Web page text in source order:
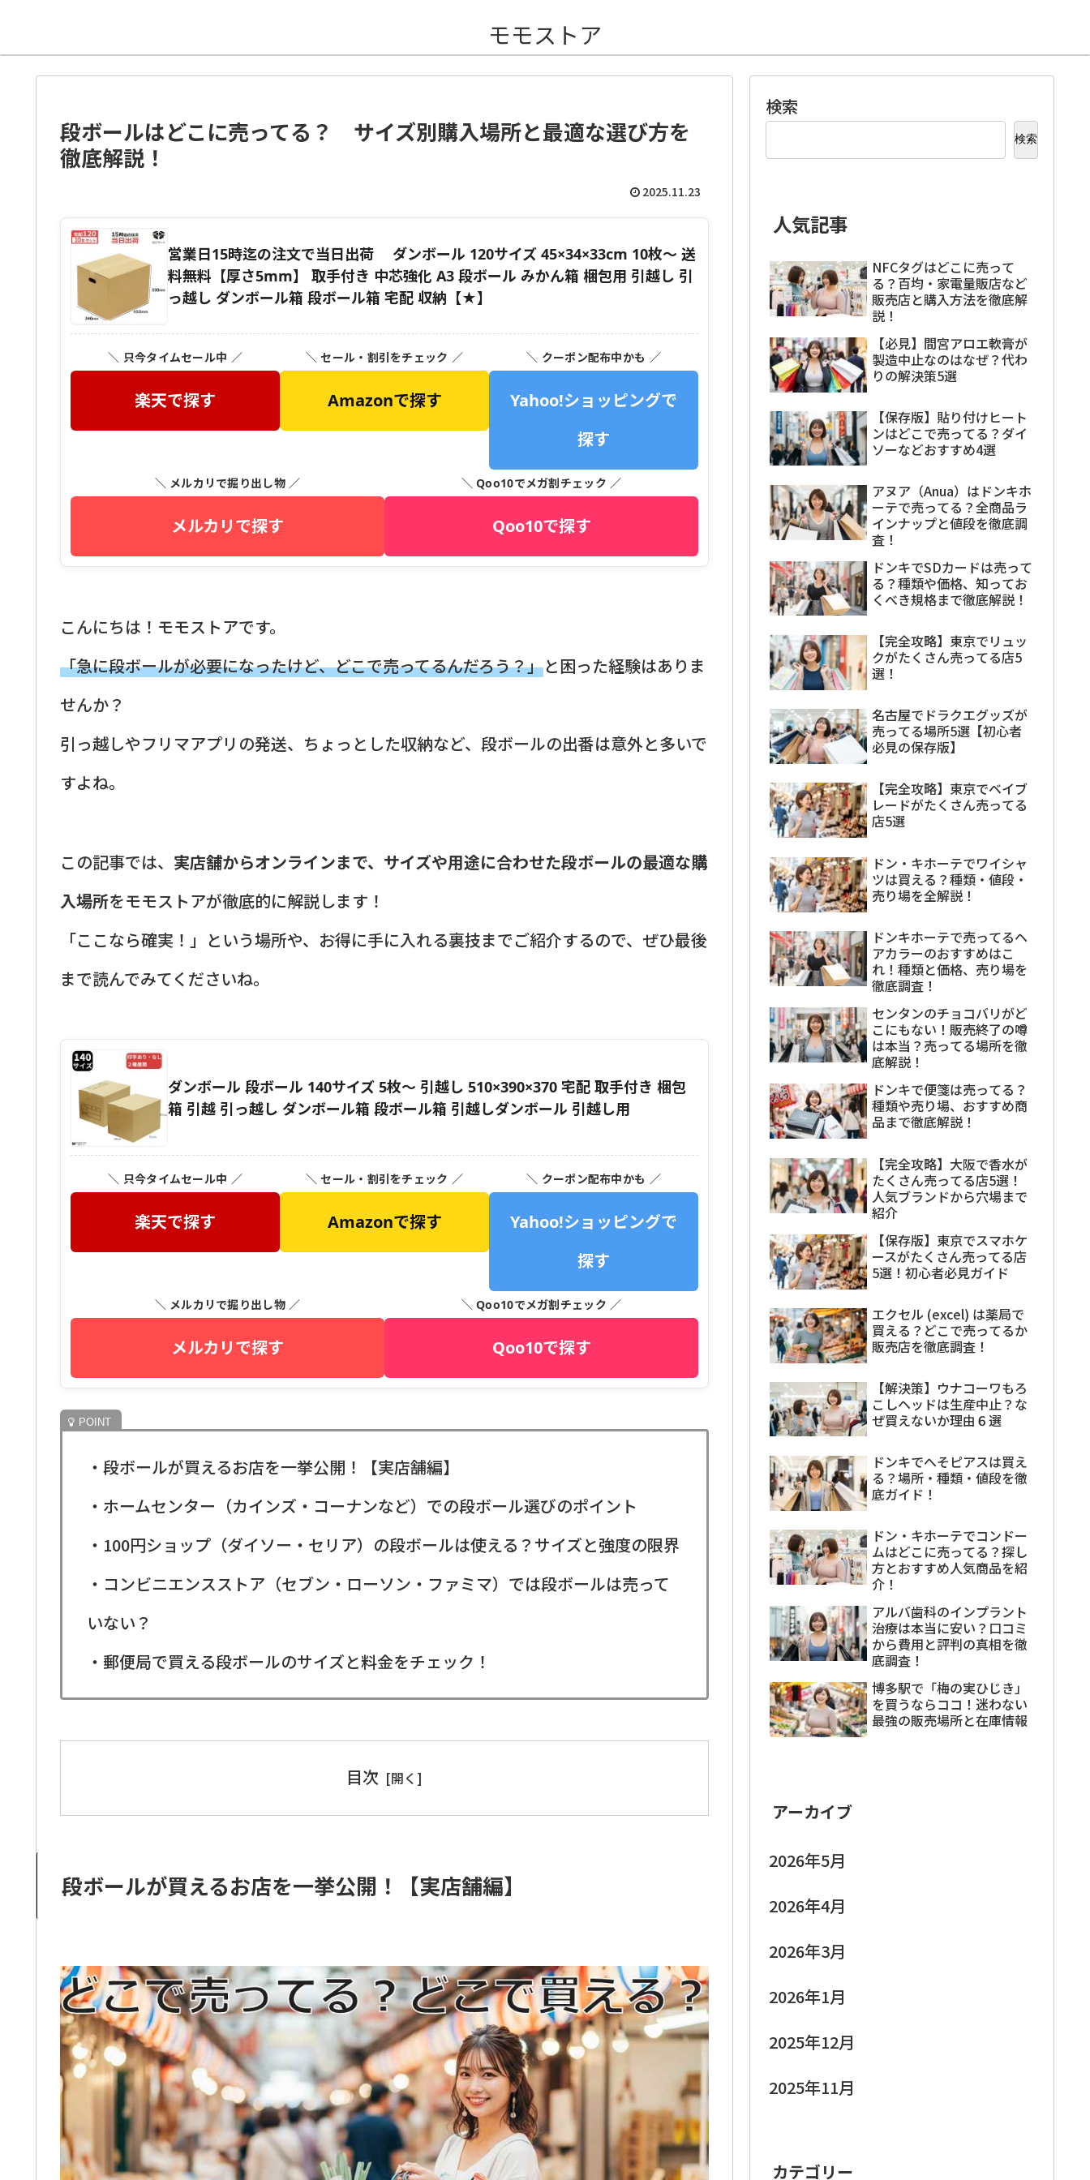
モモストア
段ボールはどこに売ってる？ サイズ別購入場所と最適な選び方を
徹底解説！
2025.11.23
営業日15時迄の注文で当日出荷 ダンボール 120サイズ 45×34×33cm 10枚〜 送
料無料【厚さ5mm】 取手付き 中芯強化 A3 段ボール みかん箱 梱包用 引越し 引
っ越し ダンボール箱 段ボール箱 宅配 収納【★】
＼ 只今タイムセール中 ／
楽天で探す
＼ セール・割引をチェック ／
Amazonで探す
＼ クーポン配布中かも ／
Yahoo!ショッピングで
探す
＼ メルカリで掘り出し物 ／
メルカリで探す
＼ Qoo10でメガ割チェック ／
Qoo10で探す
こんにちは！モモストアです。
「急に段ボールが必要になったけど、どこで売ってるんだろう？」と困った経験はありま
せんか？
引っ越しやフリマアプリの発送、ちょっとした収納など、段ボールの出番は意外と多いで
すよね。
この記事では、 実店舗からオンラインまで、サイズや用途に合わせた段ボールの最適な購
入場所をモモストアが徹底的に解説します！
「ここなら確実！」という場所や、お得に手に入れる裏技までご紹介するので、ぜひ最後
まで読んでみてくださいね。
ダンボール 段ボール 140サイズ 5枚〜 引越し 510×390×370 宅配 取手付き 梱包
箱 引越 引っ越し ダンボール箱 段ボール箱 引越しダンボール 引越し用
＼ 只今タイムセール中 ／
楽天で探す
＼ セール・割引をチェック ／
Amazonで探す
＼ クーポン配布中かも ／
Yahoo!ショッピングで
探す
＼ メルカリで掘り出し物 ／
メルカリで探す
＼ Qoo10でメガ割チェック ／
Qoo10で探す
・段ボールが買えるお店を一挙公開！【実店舗編】
・ホームセンター（カインズ・コーナンなど）での段ボール選びのポイント
・100円ショップ（ダイソー・セリア）の段ボールは使える？サイズと強度の限界
・コンビニエンスストア（セブン・ローソン・ファミマ）では段ボールは売って
いない？
・郵便局で買える段ボールのサイズと料金をチェック！
目次
段ボールが買えるお店を一挙公開！【実店舗編】
検索
検索
人気記事
NFCタグはどこに売って
る？百均・家電量販店など
販売店と購入方法を徹底解
説！
【必見】間宮アロエ軟膏が
製造中止なのはなぜ？代わ
りの解決策5選
【保存版】貼り付けヒート
ンはどこで売ってる？ダイ
ソーなどおすすめ4選
アヌア（Anua）はドンキホ
ーテで売ってる？全商品ラ
インナップと値段を徹底調
査！
ドンキでSDカードは売って
る？種類や価格、知ってお
くべき規格まで徹底解説！
【完全攻略】東京でリュッ
クがたくさん売ってる店5
選！
名古屋でドラクエグッズが
売ってる場所5選【初心者
必見の保存版】
【完全攻略】東京でベイブ
レードがたくさん売ってる
店5選
ドン・キホーテでワイシャ
ツは買える？種類・値段・
売り場を全解説！
ドンキホーテで売ってるヘ
アカラーのおすすめはこ
れ！種類と価格、売り場を
徹底調査！
センタンのチョコバリがど
こにもない！販売終了の噂
は本当？売ってる場所を徹
底解説！
ドンキで便箋は売ってる？
種類や売り場、おすすめ商
品まで徹底解説！
【完全攻略】大阪で香水が
たくさん売ってる店5選！
人気ブランドから穴場まで
紹介
【保存版】東京でスマホケ
ースがたくさん売ってる店
5選！初心者必見ガイド
エクセル (excel) は薬局で
買える？どこで売ってるか
販売店を徹底調査！
【解決策】ウナコーワもろ
こしヘッドは生産中止？な
ぜ買えないか理由６選
ドンキでへそピアスは買え
る？場所・種類・値段を徹
底ガイド！
ドン・キホーテでコンドー
ムはどこに売ってる？探し
方とおすすめ人気商品を紹
介！
アルバ歯科のインプラント
治療は本当に安い？口コミ
から費用と評判の真相を徹
底調査！
博多駅で「梅の実ひじき」
を買うならココ！迷わない
最強の販売場所と在庫情報
アーカイブ
2026年5月
2026年4月
2026年3月
2026年1月
2025年12月
2025年11月
カテゴリー